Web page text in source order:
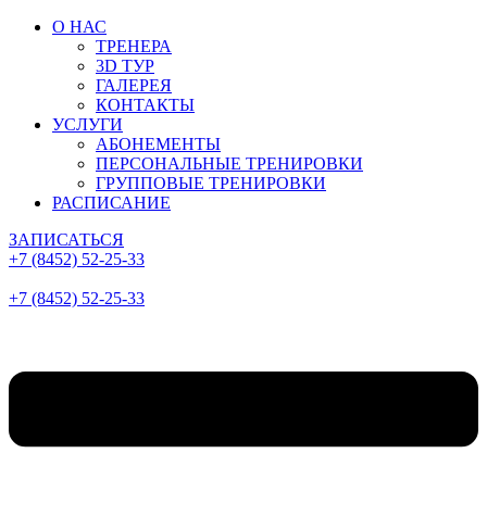
О НАС
ТРЕНЕРА
3D ТУР
ГАЛЕРЕЯ
КОНТАКТЫ
УСЛУГИ
АБОНЕМЕНТЫ
ПЕРСОНАЛЬНЫЕ ТРЕНИРОВКИ
ГРУППОВЫЕ ТРЕНИРОВКИ
РАСПИСАНИЕ
ЗАПИСАТЬСЯ
+7 (8452) 52-25-33
+7 (8452) 52-25-33